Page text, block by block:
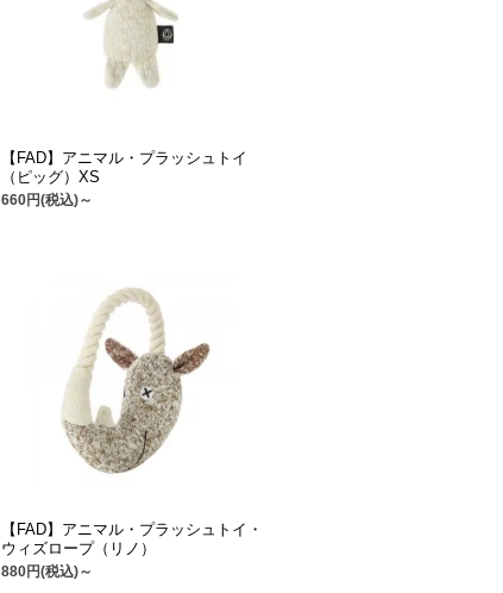
【FAD】アニマル・プラッシュトイ
（ピッグ）XS
660円(税込)～
【FAD】アニマル・プラッシュトイ・
ウィズロープ（リノ）
880円(税込)～